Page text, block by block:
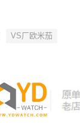
VS厂欧米茄